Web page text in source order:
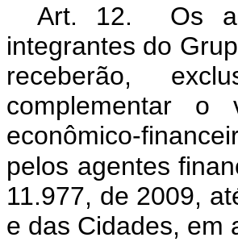
Art. 12. Os
integrantes do
receberão,
complementar o
econômico-
pelos agentes
11.977, de 2009,
e das Cidades, em